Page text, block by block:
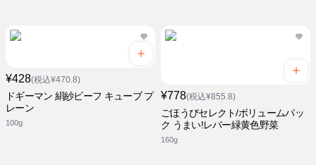
¥428(税込¥470.8)
ドギーマン 絹紗ビーフ キューブ プ
レーン
100g
¥778(税込¥855.8)
ごほうびセレクト/ボリュームパッ
ク うまい!レバー緑黄色野菜
160g